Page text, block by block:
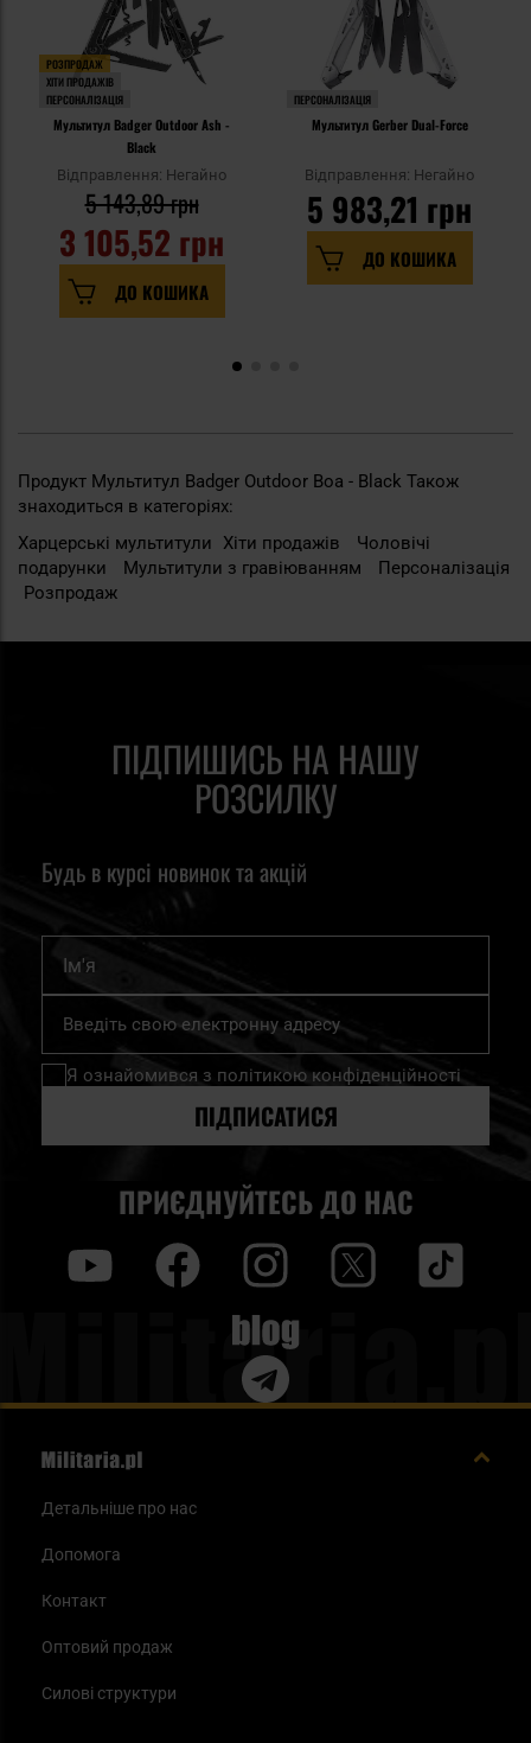
РОЗПРОДАЖ
ХІТИ ПРОДАЖІВ
ПЕРСОНАЛІЗАЦІЯ
Мультитул Badger Outdoor Ash -
Black
Відправлення: Негайно
3 105,52 грн
5 143,89 грн
ДО КОШИКА
ПЕРСОНАЛІЗАЦІЯ
Мультитул Gerber Dual-Force
Відправлення: Негайно
5 983,21 грн
ДО КОШИКА
Продукт Мультитул Badger Outdoor Boa - Black Також
знаходиться в категоріях:
Харцерські мультитули
Хіти продажів
Чоловічі
подарунки
Мультитули з гравіюванням
Персоналізація
Розпродаж
ПІДПИШИСЬ НА НАШУ
РОЗСИЛКУ
Будь в курсі новинок та акцій
Підпишіться
нашу
розсилку
Я ознайомився з політикою конфіденційності
ПІДПИСАТИСЯ
ПРИЄДНУЙТЕСЬ ДО НАС
Blog
Детальніше про нас
Допомога
Контакт
Оптовий продаж
Силові структури